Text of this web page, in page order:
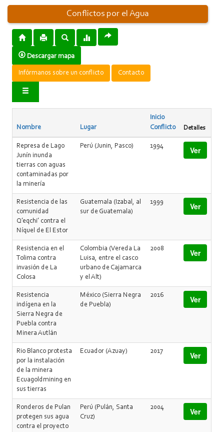
Conflictos por el Agua
Descargar mapa
Infórmanos sobre un conflicto Contacto
Nombre Lugar
Inicio
Conflicto
Detalles
Represa de Lago
Junín inunda
tierras con aguas
contaminadas por
la minería
Perú (Junin, Pasco) 1994 Ver
Resistencia de las
comunidad
Q’eqchi’ contra el
Níquel de El Estor
Guatemala (Izabal, al
sur de Guatemala)
1999 Ver
Resistencia en el
Tolima contra
invasión de La
Colosa
Colombia (Vereda La
Luisa, entre el casco
urbano de Cajamarca
y el Alt)
2008 Ver
Resistencia
indígena en la
Sierra Negra de
Puebla contra
Minera Autlán
México (Sierra Negra
de Puebla)
2016 Ver
Rio Blanco protesta
por la instalación
de la minera
Ecuagoldmining en
sus tierras
Ecuador (Azuay) 2017 Ver
Ronderos de Pulan
protegen sus agua
contra el proyecto
Perú (Pulán, Santa
Cruz)
2004 Ver